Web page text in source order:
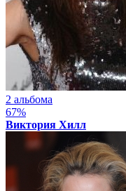
2 альбома
67%
Виктория Хилл